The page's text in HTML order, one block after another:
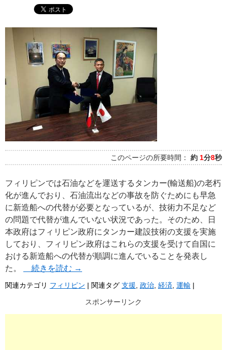
このページの所要時間： 約 1分8秒
フィリピンでは石油などを運送するタンカー(輸送船)の老朽
化が進んでおり、石油流出などの事故を防ぐためにも早急
に新造船への代替が必要となっているが、技術力不足など
の問題で代替が進んでいない状況であった。そのため、日
本政府はフィリピン政府にタンカー建設技術の支援を実施
しており、フィリピン政府はこれらの支援を受けて自国に
おける新造船への代替が順調に進んでいることを発表し
た。
続きを読む →
関連カテゴリ フィリピン | 関連タグ 支援, 政治, 経済, 運輸 |
スポンサーリンク